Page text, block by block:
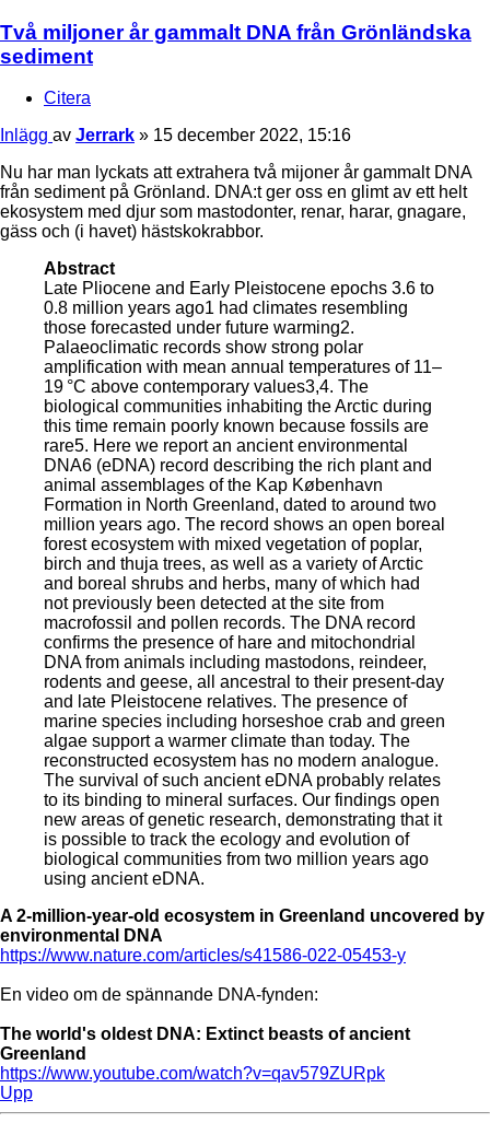
Två miljoner år gammalt DNA från Grönländska
sediment
Citera
Inlägg av Jerrark » 15 december 2022, 15:16
Nu har man lyckats att extrahera två mijoner år gammalt DNA
från sediment på Grönland. DNA:t ger oss en glimt av ett helt
ekosystem med djur som mastodonter, renar, harar, gnagare,
gäss och (i havet) hästskokrabbor.
Abstract
Late Pliocene and Early Pleistocene epochs 3.6 to
0.8 million years ago1 had climates resembling
those forecasted under future warming2.
Palaeoclimatic records show strong polar
amplification with mean annual temperatures of 11–
19 °C above contemporary values3,4. The
biological communities inhabiting the Arctic during
this time remain poorly known because fossils are
rare5. Here we report an ancient environmental
DNA6 (eDNA) record describing the rich plant and
animal assemblages of the Kap København
Formation in North Greenland, dated to around two
million years ago. The record shows an open boreal
forest ecosystem with mixed vegetation of poplar,
birch and thuja trees, as well as a variety of Arctic
and boreal shrubs and herbs, many of which had
not previously been detected at the site from
macrofossil and pollen records. The DNA record
confirms the presence of hare and mitochondrial
DNA from animals including mastodons, reindeer,
rodents and geese, all ancestral to their present-day
and late Pleistocene relatives. The presence of
marine species including horseshoe crab and green
algae support a warmer climate than today. The
reconstructed ecosystem has no modern analogue.
The survival of such ancient eDNA probably relates
to its binding to mineral surfaces. Our findings open
new areas of genetic research, demonstrating that it
is possible to track the ecology and evolution of
biological communities from two million years ago
using ancient eDNA.
A 2-million-year-old ecosystem in Greenland uncovered by
environmental DNA
https://www.nature.com/articles/s41586-022-05453-y
En video om de spännande DNA-fynden:
The world's oldest DNA: Extinct beasts of ancient
Greenland
https://www.youtube.com/watch?v=qav579ZURpk
Upp